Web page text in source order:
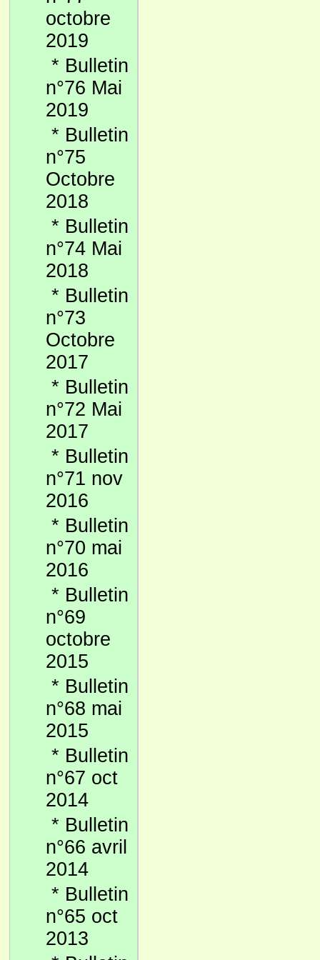
octobre
2019
* Bulletin
n°76 Mai
2019
* Bulletin
n°75
Octobre
2018
* Bulletin
n°74 Mai
2018
* Bulletin
n°73
Octobre
2017
* Bulletin
n°72 Mai
2017
* Bulletin
n°71 nov
2016
* Bulletin
n°70 mai
2016
* Bulletin
n°69
octobre
2015
* Bulletin
n°68 mai
2015
* Bulletin
n°67 oct
2014
* Bulletin
n°66 avril
2014
* Bulletin
n°65 oct
2013